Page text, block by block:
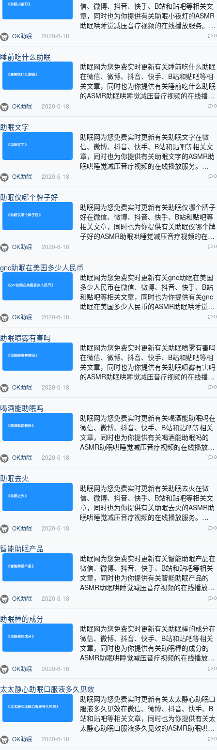
信、微博、抖音、快手、B站和贴吧等相关文
章，同时也为你提供有关助眠小夜灯的ASMR
助眠哄睡觉减压音疗视频的在线播放服务。…
OK助眠 2020-6-18 0
睡前吃什么助眠
助眠网为您免费实时更新有关睡前吃什么助眠
在微信、微博、抖音、快手、B站和贴吧等相
关文章，同时也为你提供有关睡前吃什么助眠
的ASMR助眠哄睡觉减压音疗视频的在线播放
OK助眠 2020-6-18 0
助眠文字
助眠网为您免费实时更新有关助眠文字在微
信、微博、抖音、快手、B站和贴吧等相关文
章，同时也为你提供有关助眠文字的ASMR助
眠哄睡觉减压音疗视频的在线播放服务。…
OK助眠 2020-6-18 0
助眠仪哪个牌子好
助眠网为您免费实时更新有关助眠仪哪个牌子
好在微信、微博、抖音、快手、B站和贴吧等
相关文章，同时也为你提供有关助眠仪哪个牌
子好的ASMR助眠哄睡觉减压音疗视频的在线
OK助眠 2020-6-18 0
gnc助眠在美国多少人民币
助眠网为您免费实时更新有关gnc助眠在美国
多少人民币在微信、微博、抖音、快手、B站
和贴吧等相关文章，同时也为你提供有关gnc
助眠在美国多少人民币的ASMR助眠哄睡觉减
OK助眠 2020-6-18 0
助眠喷雾有害吗
助眠网为您免费实时更新有关助眠喷雾有害吗
在微信、微博、抖音、快手、B站和贴吧等相
关文章，同时也为你提供有关助眠喷雾有害吗
的ASMR助眠哄睡觉减压音疗视频的在线播放
OK助眠 2020-6-18 0
喝酒能助眠吗
助眠网为您免费实时更新有关喝酒能助眠吗在
微信、微博、抖音、快手、B站和贴吧等相关
文章，同时也为你提供有关喝酒能助眠吗的
ASMR助眠哄睡觉减压音疗视频的在线播放服
OK助眠 2020-6-18 0
助眠去火
助眠网为您免费实时更新有关助眠去火在微
信、微博、抖音、快手、B站和贴吧等相关文
章，同时也为你提供有关助眠去火的ASMR助
眠哄睡觉减压音疗视频的在线播放服务。…
OK助眠 2020-6-18 0
智能助眠产品
助眠网为您免费实时更新有关智能助眠产品在
微信、微博、抖音、快手、B站和贴吧等相关
文章，同时也为你提供有关智能助眠产品的
ASMR助眠哄睡觉减压音疗视频的在线播放服
OK助眠 2020-6-18 0
助眠棒的成分
助眠网为您免费实时更新有关助眠棒的成分在
微信、微博、抖音、快手、B站和贴吧等相关
文章，同时也为你提供有关助眠棒的成分的
ASMR助眠哄睡觉减压音疗视频的在线播放服
OK助眠 2020-6-18 0
太太静心助眠口服液多久见效
助眠网为您免费实时更新有关太太静心助眠口
服液多久见效在微信、微博、抖音、快手、B
站和贴吧等相关文章，同时也为你提供有关太
太静心助眠口服液多久见效的ASMR助眠哄睡
OK助眠 2020-6-18 0